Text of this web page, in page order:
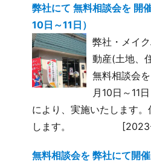
弊社にて 無料相談会を 開
10日～11日）
弊社・メイ
動産(土地、
無料相談会
月10日～11
により、実施いたします
します。
無料相談会を 弊社にて開